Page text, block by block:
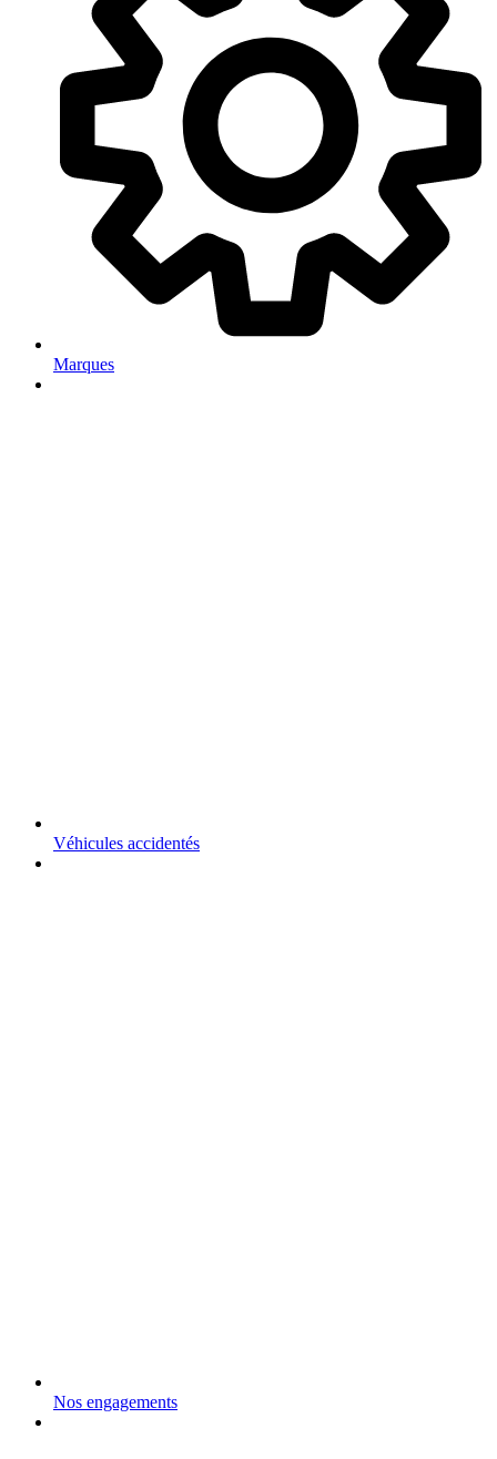
Marques
Véhicules accidentés
Nos engagements